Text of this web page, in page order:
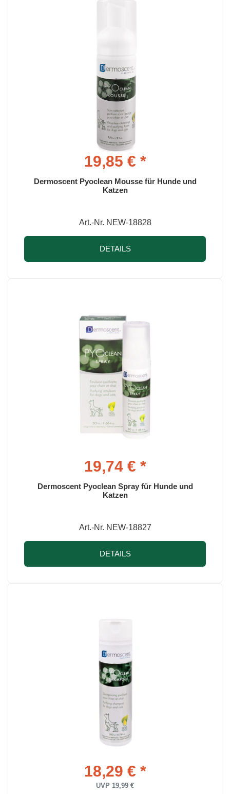
19,85 € *
Dermoscent Pyoclean Mousse für Hunde und
Katzen
Art.-Nr. NEW-18828
DETAILS
19,74 € *
Dermoscent Pyoclean Spray für Hunde und
Katzen
Art.-Nr. NEW-18827
DETAILS
18,29 € *
UVP 19,99 €